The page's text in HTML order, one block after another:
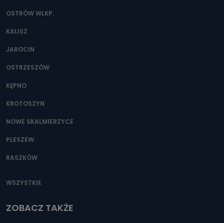
OSTRÓW WLKP.
KALISZ
JAROCIN
OSTRZESZÓW
KĘPNO
KROTOSZYN
NOWE SKALMIERZYCE
PLESZEW
RASZKÓW
WSZYSTKIE
ZOBACZ TAKŻE